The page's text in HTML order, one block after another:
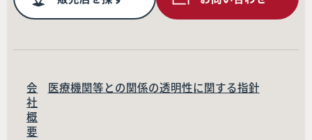
会
社
概
要
医療機関等との関係の透明性に関する指針